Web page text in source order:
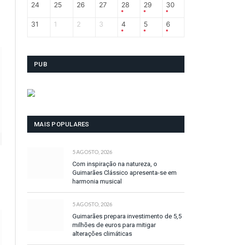
24 25 26 27 28 29 30
31 1 2 3 4 5 6
PUB
MAIS POPULARES
5 AGOSTO, 2026
Com inspiração na natureza, o
Guimarães Clássico apresenta-se em
harmonia musical
5 AGOSTO, 2026
Guimarães prepara investimento de 5,5
milhões de euros para mitigar
alterações climáticas